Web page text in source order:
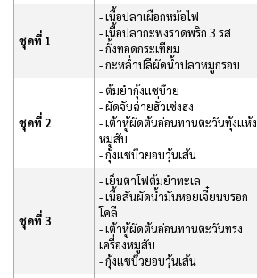
ชุดที่ 1
- เนื้อปลาเผือกหม้อไฟ
- เนื้อปลากะพงราดพริก 3 รส
- กั้งทอดกระเทียม
- กะหล่ำปลีผัดน้ำปลาหมูกรอบ
ชุดที่ 2
- ต้มยำกุ้งแชบ๊วย
- ผัดจับฉ่ายฮั่วเซ่งฮง
- เต้าหู้ผัดต้นอ่อนทานตะวันทุ้งแห้ง
หมูสับ
- กุ้งแชบ๊วยอบวุ้นเส้น
ชุดที่ 3
- เย็นตาโฟต้มยำทะเล
- เนื้อสันผัดน้ำมันหอยเจี๋ยนบรอก
โคลี
- เต้าหู้ผัดต้นอ่อนทานตะวันทรง
เครื่องหมูสับ
- กุ้งแชบ๊วยอบวุ้นเส้น